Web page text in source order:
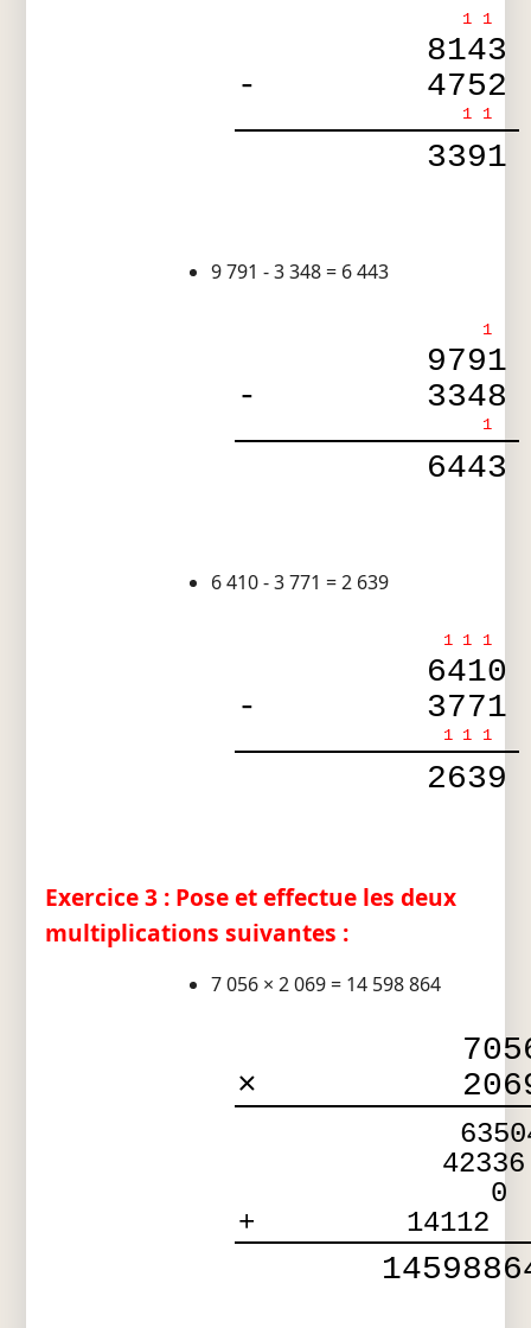
1 1
8143
-
4752
1 1
3391
9 791 - 3 348 = 6 443
1
9791
-
3348
1
6443
6 410 - 3 771 = 2 639
1 1 1
6410
-
3771
1 1 1
2639
Exercice 3 : Pose et effectue les deux
multiplications suivantes :
7 056 × 2 069 = 14 598 864
×
42336
0
14112
+